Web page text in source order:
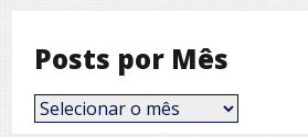
Posts por Mês
Posts
por